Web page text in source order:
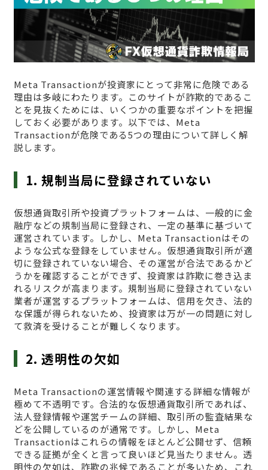
Meta Transactionが投資家にとって非常に危険である
理由は多岐にわたります。このサイトが詐欺的であるこ
とを見抜くためには、いくつかの重要なポイントを把握
しておく必要があります。以下では、Meta
Transactionが危険である5つの理由について詳しく解
説します。
1. 規制当局に登録されていない
仮想通貨取引所や投資プラットフォームは、一般的に金
融庁などの規制当局に登録され、一定の基準に基づいて
運営されています。しかし、Meta Transactionはその
ような公式な登録をしていません。仮想通貨取引所が適
切に登録されていない場合、その運営が合法であるかど
うかを確認することができず、投資家は詐欺に巻き込ま
れるリスクが高まります。規制当局に登録されていない
業者が運営するプラットフォームは、信用を欠き、法的
な保護が得られないため、投資家は万が一の問題に対し
て救済を受けることが難しくなります。
2. 透明性の欠如
Meta Transactionの運営情報や関連する詳細な情報が
極めて不透明です。合法的な仮想通貨取引所であれば、
法人登録情報や運営チームの詳細、取引所の監査結果な
どを公開しているのが通常です。しかし、Meta
Transactionはこれらの情報をほとんど公開せず、信頼
できる証拠が全くと言って良いほど見当たりません。透
明性の欠如は、詐欺の兆候であることが多いため、これ